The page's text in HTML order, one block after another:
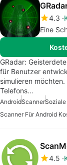
4.3
Eine
GRadar:
für Benutzer
simulieren
Telefons…
AndroidScanner
Scanner Für Android
4.5